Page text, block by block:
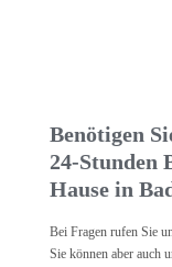
Benötigen
24-Stunden
Hause in
Bei Fragen rufen Sie
Sie können aber auch